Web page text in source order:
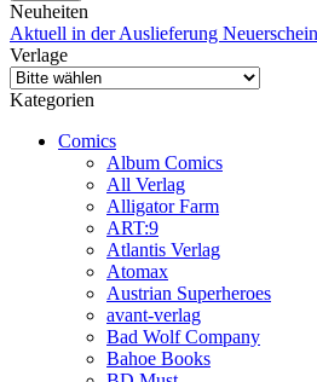
Neuheiten
Aktuell in der Auslieferung
Verlage
Kategorien
Comics
Album Comics
All Verlag
Alligator Farm
ART:9
Atlantis Verlag
Atomax
Austrian Superheroes
avant-verlag
Bad Wolf Company
Bahoe Books